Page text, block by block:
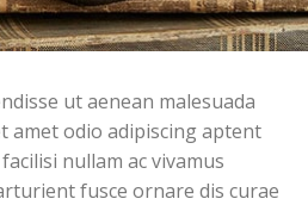
ut aenean malesuada
amet odio adipiscing aptent
nullam ac vivamus
fusce ornare dis curae